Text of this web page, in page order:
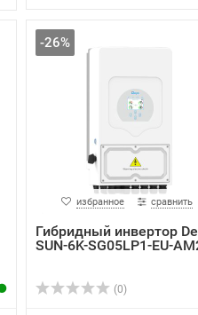
-26%
избранное сравнить
Гибридный инвертор
SUN-6K-SG05LP1-EU-
(0)